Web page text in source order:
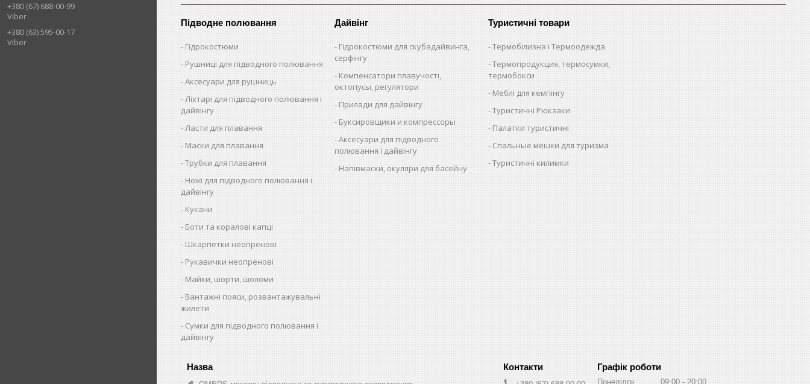
+380 (67) 688-00-99
Viber
+380 (63) 595-00-17
Viber
Підводне полювання
Гідрокостюми
Рушниці для підводного полювання
Аксесуари для рушниць
Ліхтарі для підводного полювання і
дайвінгу
Ласти для плавання
Маски для плавання
Трубки для плавання
Ножі для підводного полювання і
дайвінгу
Кукани
Боти та коралові капці
Шкарпетки неопренові
Рукавички неопренові
Майки, шорти, шоломи
Вантажні пояси, розвантажувальні
жилети
Сумки для підводного полювання і
дайвінгу
Дайвінг
Гідрокостюми для скубадайвинга,
серфінгу
Компенсатори плавучості,
октопусы, регулятори
Прилади для дайвінгу
Буксировщики и компрессоры
Аксесуари для підводного
полювання і дайвінгу
Напівмаски, окуляри для басейну
Туристичні товари
Термобілизна і Термоодежда
Термопродукция, термосумки,
термобокси
Меблі для кемпінгу
Туристичні Рюкзаки
Палатки туристичні
Спальные мешки для туризма
Туристичні килимки
Графік роботи
Понеділок 09:00 20:00